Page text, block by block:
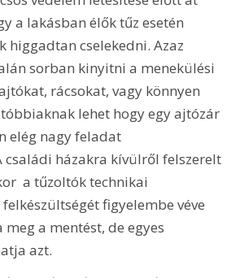
a lakásban élők tűz esetén
higgadtan cselekedni. Azaz
sorban kinyitni a menekülési
rácsokat, vagy könnyen
lehet hogy egy ajtózár
elég nagy feladat
családi házakra kívülről felszerelt
 a tűzoltók technikai
figyelembe véve 
a mentést, de egyes
azt.